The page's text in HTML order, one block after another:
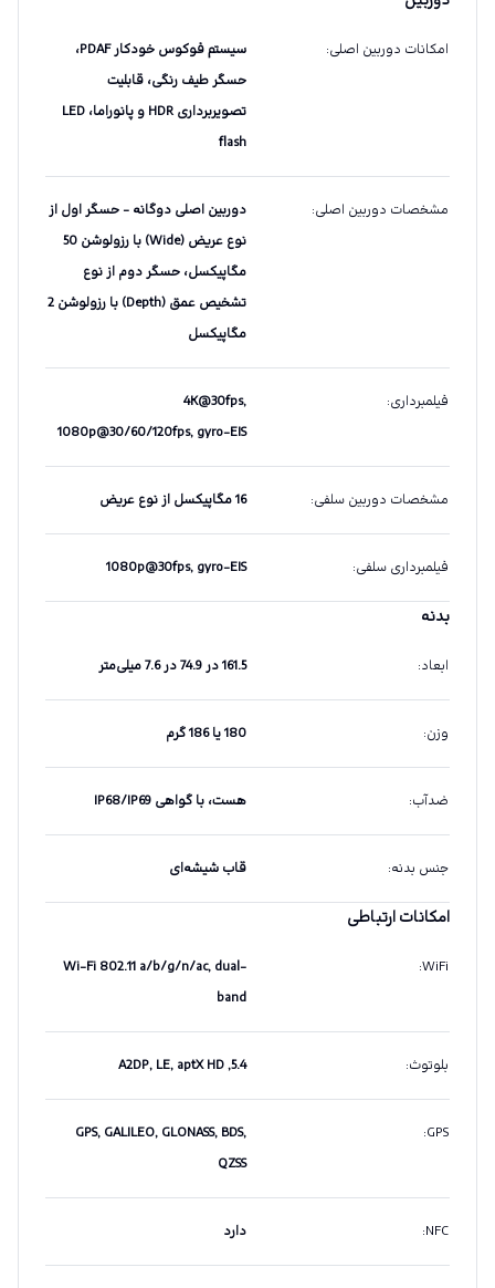
امکانات دوربین اصلی:
سیستم فوکوس خودکار PDAF،
حسگر طیف رنگی، قابلیت
تصویربرداری HDR و پانوراما، LED
flash
مشخصات دوربین اصلی:
دوربین اصلی دو‌گانه - حسگر اول از
نوع عریض (Wide) با رزولوشن 50
مگاپیکسل، حسگر دوم از نوع
تشخیص عمق (Depth) با رزولوشن 2
مگاپیکسل
فیلمبرداری:
4K@30fps,
1080p@30/60/120fps, gyro-EIS
مشخصات دوربین سلفی: 16 مگاپیکسل از نوع عریض
فیلمبرداری سلفی:
1080p@30fps, gyro-EIS
بدنه
ابعاد: 161.5 در 74.9 در 7.6 میلی‌متر
وزن: 180 یا 186 گرم
ضدآب: هست، با گواهی IP68/IP69
جنس بدنه: قاب شیشه‌ای
امکانات ارتباطی
WiFi
:
Wi-Fi 802.11 a/b/g/n/ac, dual-
band
بلوتوث:
5.4, A2DP, LE, aptX HD
GPS
:
GPS, GALILEO, GLONASS, BDS,
QZSS
NFC
: دارد